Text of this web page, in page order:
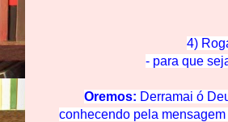
4)
- para que
Oremos: Derramai ó
conhecendo pela